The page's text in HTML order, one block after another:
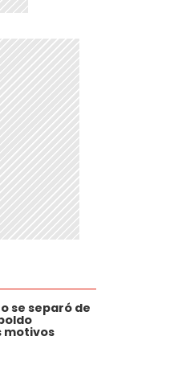
se separó de
motivos